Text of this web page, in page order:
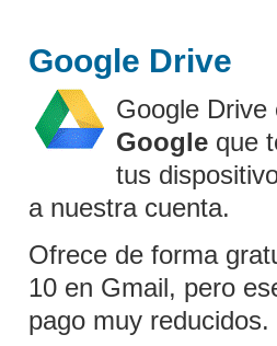
Google Drive
Google
Google que
tus
a nuestra cuenta.
Ofrece de forma
10 en Gmail, pero
pago muy reducidos.